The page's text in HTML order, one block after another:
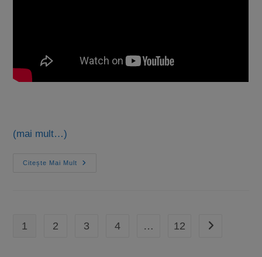
(mai mult…)
Citește Mai Mult
1 2 3 4 … 12